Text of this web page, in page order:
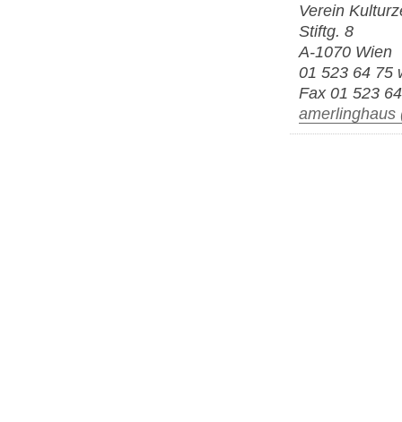
Verein
Stiftg. 8
A-1070 Wien
01 523 64 75
Fax 01 523
amerlinghaus